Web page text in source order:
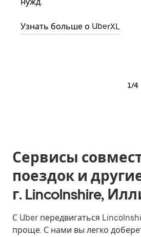
Узнать больше о UberXL
1/4
Сервисы
поездок и
г. Lincolnshire,
С Uber передвигаться
проще. С нами вы легко